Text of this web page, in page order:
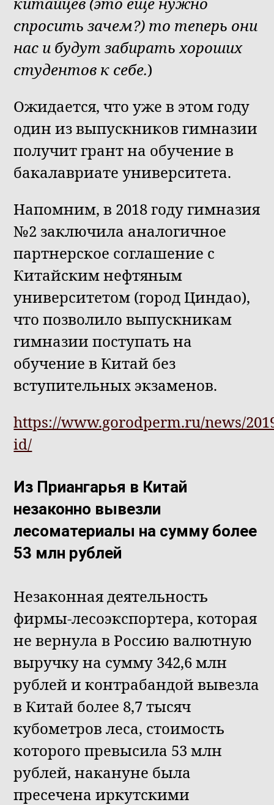
спросить зачем?) то теперь они
нас и будут забирать хороших
студентов к себе.)
Ожидается, что уже в этом году
один из выпускников гимназии
получит грант на обучение в
бакалавриате университета.
Напомним, в 2018 году гимназия
№2 заключила аналогичное
партнерское соглашение с
Китайским нефтяным
университетом (город Циндао),
что позволило выпускникам
гимназии поступать на
обучение в Китай без
вступительных экзаменов.
https://www.gorodperm.ru/news/
id/
Из Приангарья в Китай
незаконно вывезли
лесоматериалы на сумму более
53 млн рублей
Незаконная деятельность
фирмы-лесоэкспортера, которая
не вернула в Россию валютную
выручку на сумму 342,6 млн
рублей и контрабандой вывезла
в Китай более 8,7 тысяч
кубометров леса, стоимость
которого превысила 53 млн
рублей, накануне была
пресечена иркутскими